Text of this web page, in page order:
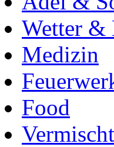
Wetter &
Medizin
Food